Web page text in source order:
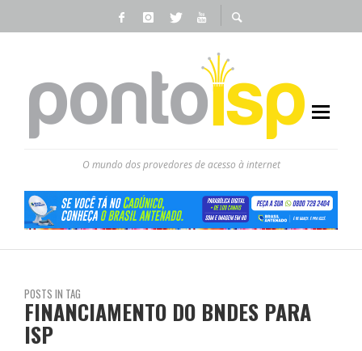
O mundo dos provedores de acesso à internet
POSTS IN TAG
FINANCIAMENTO DO BNDES PARA
ISP